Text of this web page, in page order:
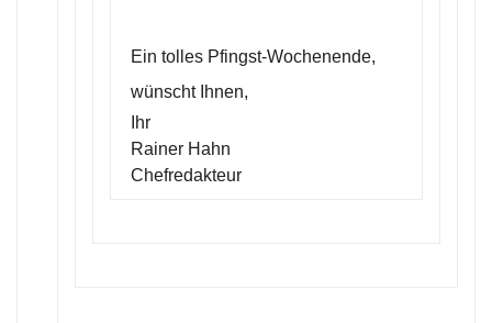
Ein tolles Pfingst-Wochenende,
wünscht Ihnen,
Ihr
Rainer Hahn
Chefredakteur